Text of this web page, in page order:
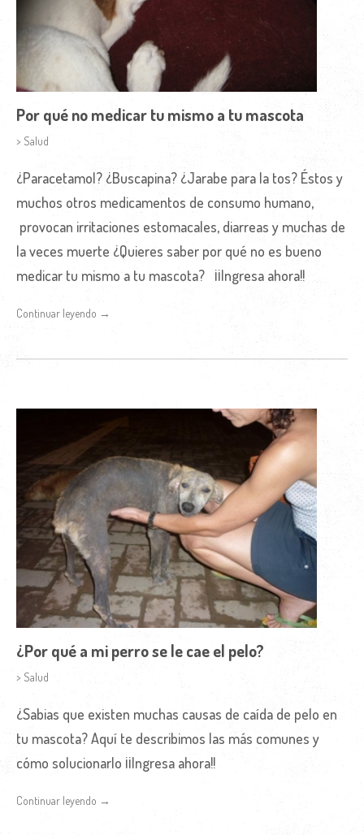
Por qué no medicar tu mismo a tu mascota
> Salud
¿Paracetamol? ¿Buscapina? ¿Jarabe para la tos? Éstos y
muchos otros medicamentos de consumo humano,
provocan irritaciones estomacales, diarreas y muchas de
la veces muerte ¿Quieres saber por qué no es bueno
medicar tu mismo a tu mascota? ¡¡Ingresa ahora!!
Continuar leyendo →
¿Por qué a mi perro se le cae el pelo?
> Salud
¿Sabias que existen muchas causas de caída de pelo en
tu mascota? Aquí te describimos las más comunes y
cómo solucionarlo ¡¡Ingresa ahora!!
Continuar leyendo →